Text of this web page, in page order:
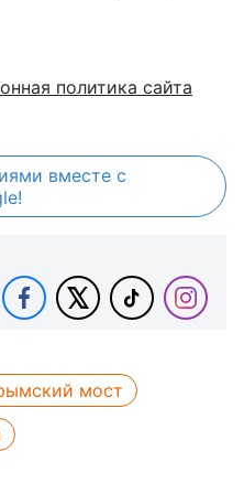
политика сайта
вместе с
мост